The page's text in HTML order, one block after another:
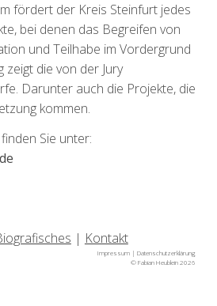
fördert der Kreis Steinfurt jedes
bei denen das Begreifen von
und Teilhabe im Vordergrund
zeigt die von der Jury
Darunter auch die Projekte, die
kommen.
Sie unter:
| Kontakt
Impressum |Datenschutzerklärung
© Fabian Heublein 2026